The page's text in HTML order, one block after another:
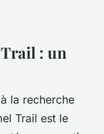
Trail : un
la recherche
Trail est le